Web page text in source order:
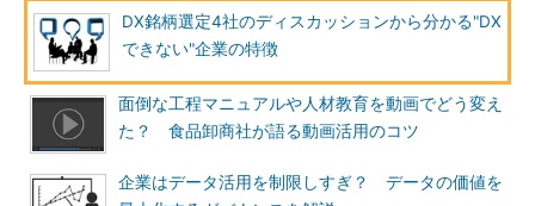
DX銘柄選定4社のディスカッションから分かる"DX
できない"企業の特徴
面倒な工程マニュアルや人材教育を動画でどう変え
た？ 食品卸商社が語る動画活用のコツ
企業はデータ活用を制限しすぎ？ データの価値を